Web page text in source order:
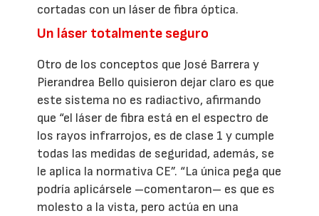
cortadas con un láser de fibra óptica.
Un láser totalmente seguro
Otro de los conceptos que José Barrera y
Pierandrea Bello quisieron dejar claro es que
este sistema no es radiactivo, afirmando
que “el láser de fibra está en el espectro de
los rayos infrarrojos, es de clase 1 y cumple
todas las medidas de seguridad, además, se
le aplica la normativa CE”. “La única pega que
podría aplicársele –comentaron– es que es
molesto a la vista, pero actúa en una